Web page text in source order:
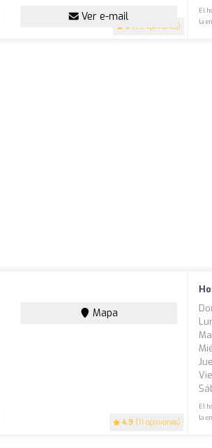
5 (93 opiniones)
Ver e-mail
El
la
4.9 (11 opiniones)
Mapa
El
la